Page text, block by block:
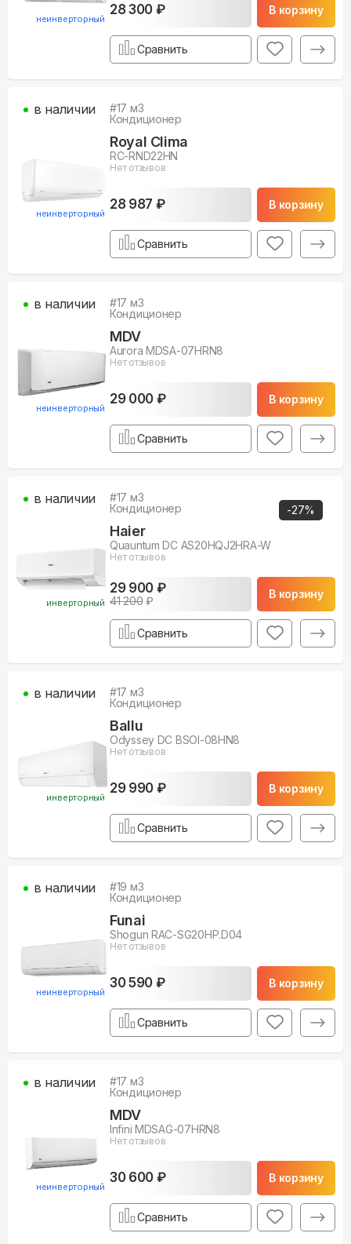
неинверторный
28 300 ₽ В корзину
Сравнить
неинверторный
#17 м3
Кондиционер
Royal Clima
RC-RND22HN
Нет отзывов
28 987 ₽ В корзину
в наличии
Сравнить
неинверторный
#17 м3
Кондиционер
MDV
Aurora MDSA-07HRN8
Нет отзывов
29 000 ₽ В корзину
в наличии
Сравнить
-27%
инверторный
#17 м3
Кондиционер
Haier
Quauntum DC AS20HQJ2HRA-W
Нет отзывов
29 900 ₽
41 200₽
В корзину
в наличии
Сравнить
инверторный
#17 м3
Кондиционер
Ballu
Odyssey DC BSOI-08HN8
Нет отзывов
29 990 ₽ В корзину
в наличии
Сравнить
неинверторный
#19 м3
Кондиционер
Funai
Shogun RAC-SG20HP.D04
Нет отзывов
30 590 ₽ В корзину
в наличии
Сравнить
неинверторный
#17 м3
Кондиционер
MDV
Infini MDSAG-07HRN8
Нет отзывов
30 600 ₽ В корзину
в наличии
Сравнить